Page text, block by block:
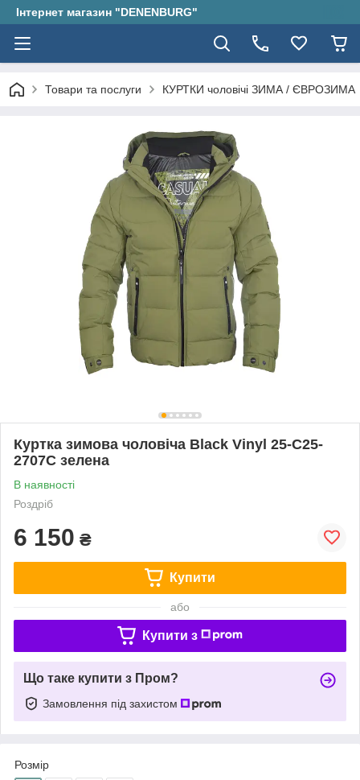
Інтернет магазин "DENENBURG"
Товари та послуги КУРТКИ чоловічі ЗИМА / ЄВРОЗИМА
Куртка зимова чоловіча Black Vinyl 25-C25-
2707C зелена
В наявності
Роздріб
6 150 ₴
Купити
або
Купити з
Що таке купити з Пром?
Замовлення під захистом
Розмір